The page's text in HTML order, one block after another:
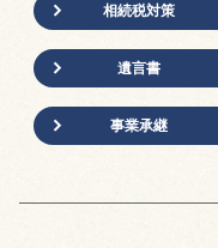
相続税対策
遺言書
事業承継